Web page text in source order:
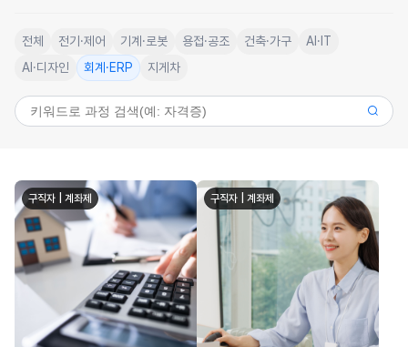
전체 전기·제어 기계·로봇 용접·공조 건축·가구
AI·IT
AI·디자인
회계·ERP 지게차
구직자 | 계좌제 구직자 | 계좌제